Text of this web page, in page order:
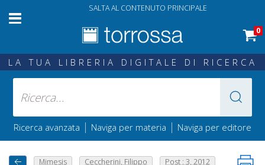
SALTA AL CONTENUTO PRINCIPALE
0
LA TUA LIBRERIA DIGITALE DI RICERCA
Ricerca avanzata | Naviga per materia | Naviga per editore
Mimesis Ceccherini, Filippo Post : 3, 2012